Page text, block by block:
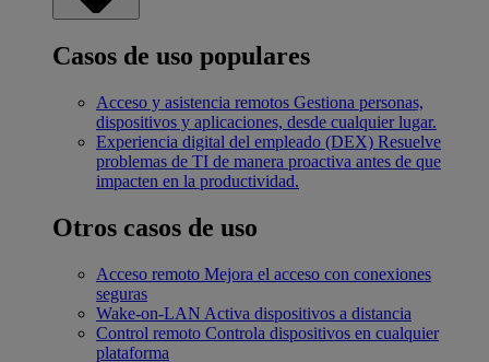
Casos de uso populares
Acceso y asistencia remotos Gestiona personas,
dispositivos y aplicaciones, desde cualquier lugar.
Experiencia digital del empleado (DEX) Resuelve
problemas de TI de manera proactiva antes de que
impacten en la productividad.
Otros casos de uso
Acceso remoto Mejora el acceso con conexiones
seguras
Wake-on-LAN Activa dispositivos a distancia
Control remoto Controla dispositivos en cualquier
plataforma